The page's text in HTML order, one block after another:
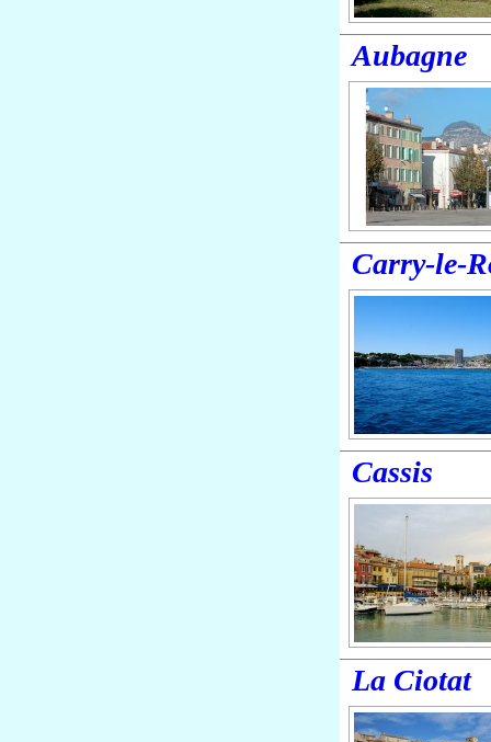
Aubagne
Carry-le-
Cassis
La Ciotat